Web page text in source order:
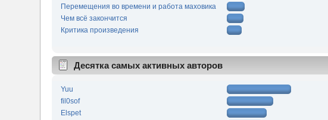
Перемещения во времени и работа маховика
Чем всё закончится
Критика произведения
Десятка самых активных авторов
Yuu
fil0sof
Elspet